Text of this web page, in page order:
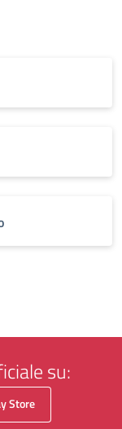
su:
Store